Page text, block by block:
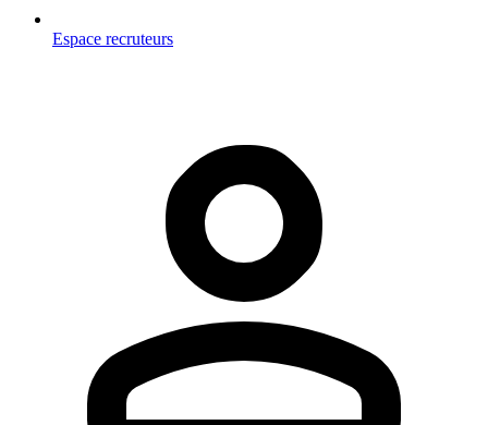
Espace recruteurs